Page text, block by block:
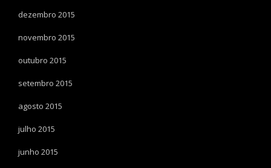
dezembro 2015
novembro 2015
outubro 2015
setembro 2015
agosto 2015
julho 2015
junho 2015